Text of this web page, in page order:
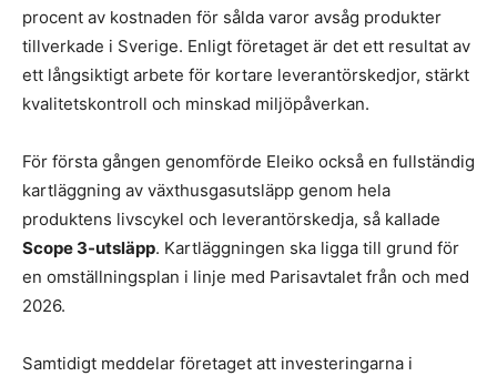
procent av kostnaden för sålda varor avsåg produkter
tillverkade i Sverige. Enligt företaget är det ett resultat av
ett långsiktigt arbete för kortare leverantörskedjor, stärkt
kvalitetskontroll och minskad miljöpåverkan.
För första gången genomförde Eleiko också en fullständig
kartläggning av växthusgasutsläpp genom hela
produktens livscykel och leverantörskedja, så kallade
Scope 3-utsläpp. Kartläggningen ska ligga till grund för
en omställningsplan i linje med Parisavtalet från och med
2026.
Samtidigt meddelar företaget att investeringarna i